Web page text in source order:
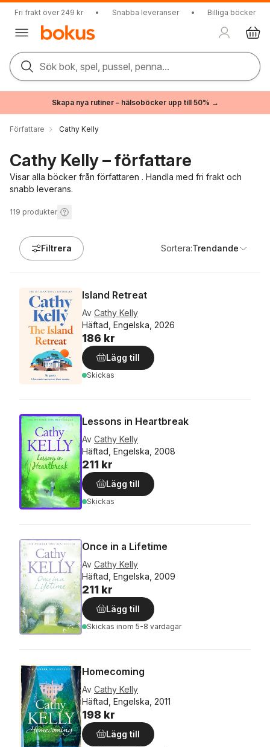
Fri frakt över 249 kr • Snabba leveranser • Billiga böcker
Sök bok, spel, pussel, penna...
Skapa nya rutiner – hälsoböcker upp till 50% →
Författare Cathy Kelly
Cathy Kelly – författare
Visar alla böcker från författaren . Handla med fri frakt och
snabb leverans.
119 produkter
Filtrera Sortera:Trendande
Island Retreat
Av Cathy Kelly
Häftad, Engelska, 2026
186 kr
Lägg till
Skickas
Lessons in Heartbreak
Av Cathy Kelly
Häftad, Engelska, 2008
211 kr
Lägg till
Skickas
Once in a Lifetime
Av Cathy Kelly
Häftad, Engelska, 2009
211 kr
Lägg till
Skickas inom 5-8 vardagar
Homecoming
Av Cathy Kelly
Häftad, Engelska, 2011
198 kr
Lägg till